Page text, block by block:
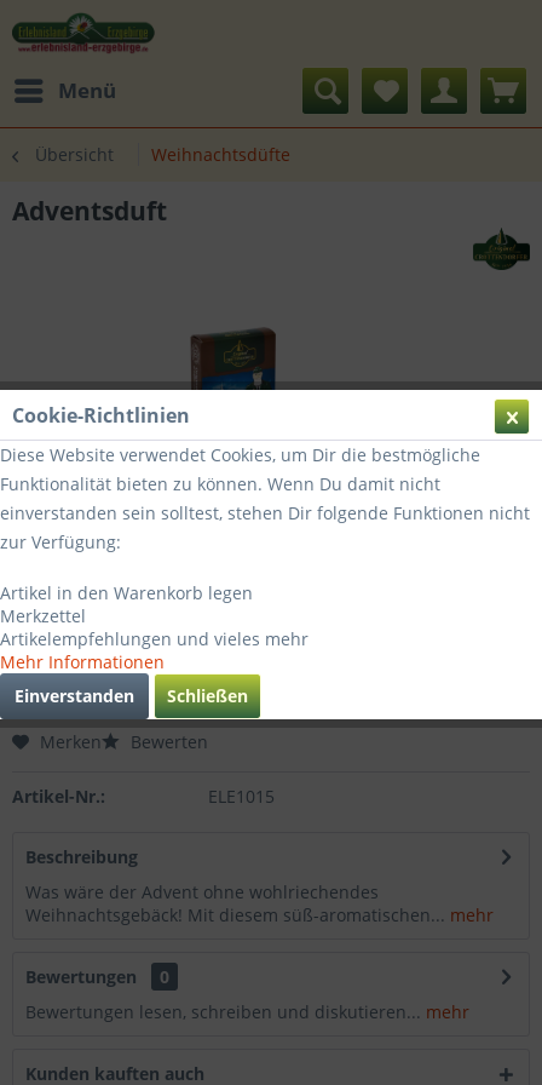
Menü
Übersicht Weihnachtsdüfte
Adventsduft
1,95 € *
inkl. MwSt.zzgl. Versandkosten
Sofort versandfertig, Lieferzeit ca. 3-4 Werktage
Merken Bewerten
Artikel-Nr.: ELE1015
Beschreibung
Was wäre der Advent ohne wohlriechendes
Weihnachtsgebäck! Mit diesem süß-aromatischen... mehr
Bewertungen
0
Bewertungen lesen, schreiben und diskutieren... mehr
Kunden kauften auch
Cookie-Richtlinien
Diese Website verwendet Cookies, um Dir die bestmögliche
Funktionalität bieten zu können. Wenn Du damit nicht
einverstanden sein solltest, stehen Dir folgende Funktionen nicht
zur Verfügung:
Artikel in den Warenkorb legen
Merkzettel
Artikelempfehlungen und vieles mehr
Mehr Informationen
Einverstanden
Schließen